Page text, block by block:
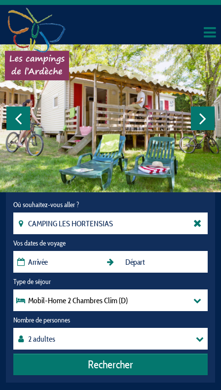
Où souhaitez-vous aller ?
Vos dates de voyage
Type de séjour
Mobil-Home 2 Chambres Clim (D)
Nombre de personnes
Rechercher